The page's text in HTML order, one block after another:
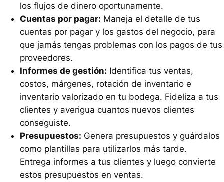
los flujos de dinero oportunamente.
Cuentas por pagar: Maneja el detalle de tus
cuentas por pagar y los gastos del negocio, para
que jamás tengas problemas con los pagos de tus
proveedores.
Informes de gestión: Identifica tus ventas,
costos, márgenes, rotación de inventario e
inventario valorizado en tu bodega. Fideliza a tus
clientes y averigua cuantos nuevos clientes
conseguiste.
Presupuestos: Genera presupuestos y guárdalos
como plantillas para utilizarlos más tarde.
Entrega informes a tus clientes y luego convierte
estos presupuestos en ventas.